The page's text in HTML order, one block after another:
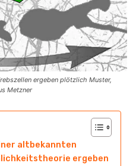
ergeben plötzlich Muster,
Metzner
altbekannten
ergeben